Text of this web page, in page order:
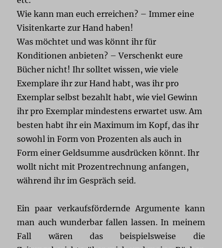
Wie kann man euch erreichen? – Immer eine
Visitenkarte zur Hand haben!
Was möchtet und was könnt ihr für
Konditionen anbieten? – Verschenkt eure
Bücher nicht! Ihr solltet wissen, wie viele
Exemplare ihr zur Hand habt, was ihr pro
Exemplar selbst bezahlt habt, wie viel Gewinn
ihr pro Exemplar mindestens erwartet usw. Am
besten habt ihr ein Maximum im Kopf, das ihr
sowohl in Form von Prozenten als auch in
Form einer Geldsumme ausdrücken könnt. Ihr
wollt nicht mit Prozentrechnung anfangen,
während ihr im Gespräch seid.
Ein paar verkaufsfördernde Argumente kann
man auch wunderbar fallen lassen. In meinem
Fall wären das beispielsweise die